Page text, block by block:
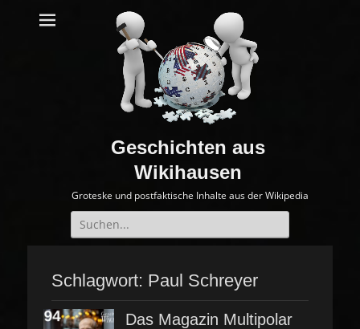
Geschichten aus
Wikihausen
Groteske und postfaktische Inhalte aus der Wikipedia
Suche
nach:
Schlagwort: Paul Schreyer
Das Magazin Multipolar